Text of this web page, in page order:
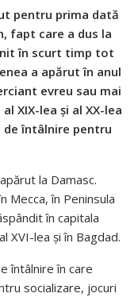
pentru prima dată
fapt care a dus la
în scurt timp tot
a apărut în anul
evreu sau mai
XIX-lea și al XX-lea
de întâlnire pentru
la Damasc.
Mecca, în Peninsula
în capitala
XVI-lea și în Bagdad.
întâlnire în care
socializare, jocuri